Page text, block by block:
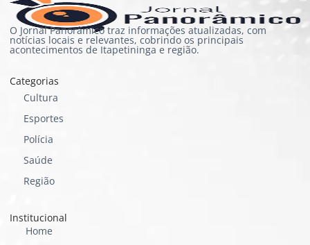
O Jornal Panorâmico traz informações atualizadas, com
notícias locais e relevantes, cobrindo os principais
acontecimentos de Itapetininga e região.
Categorias
Cultura
Esportes
Polícia
Saúde
Região
Institucional
Home